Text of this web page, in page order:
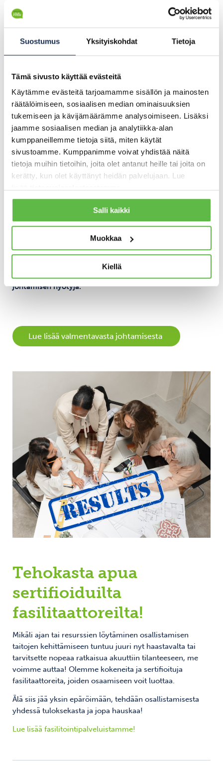
Suostumus Yksityiskohdat Tietoja
Tämä sivusto käyttää evästeitä
Käytämme evästeitä tarjoamamme sisällön ja mainosten
räätälöimiseen, sosiaalisen median ominaisuuksien
tukemiseen ja kävijämäärämme analysoimiseen. Lisäksi
jaamme sosiaalisen median ja analytiikka-alan
kumppaneillemme tietoja siitä, miten käytät
sivustoamme. Kumppanimme voivat yhdistää näitä
tietoja muihin tietoihin, joita olet antanut heille tai joita on
kerätty, kun olet käyttänyt heidän palvelujaan. Lue
Salli kaikki
Muokkaa
Kiellä
joilla aktivoida osallistujat todelliseen, pitkäjännitteiseen
toimintaan. Fasilitointi on paljon muutakin kuin
palaverien vetämistä.
Valmentavan johtajan fasilitoiva johtamistapa luo
vedetyssä yhteistyöprojektissa ei hymistellä, vaan
uskalletaan tuoda esiin aidot, kehittävät näkemykset.
Valmentava johtaja ei siiis ainoastaan pidä innostavia
puheita, vaan myös kuuntelee, kysyy kysymyksiä ja antaa
tilaa oivalluksille.
Valmentavaan johtamisotteeseen kuuluu topakat
tavoitteet. Osaatko fasilitoida tavoitekeskustelua?
Sitoudumme paremmin tavoitteisiin, joihin olemme
saaneet itse vaikuttaa. Valmentavaan johtamiseen kuuluu
myös sparraus ja vastavuoroiset palautepysäkit. Osaatko
Kun ihmiset johdetaan toimimaan aidosti yhdessä, syntyy
parempia ideoita, toimivampia ratkaisuja, kestävämpiä
päätöksiä sekä tyytyväisempi ja sitoutuneempi
työyhteisö.
Lue
johtamisen hyötyjä.
Lue lisää valmentavasta johtamisesta
Tehokasta apua
sertifioiduilta
fasilitaattoreilta!
Mikäli ajan tai resurssien löytäminen osallistamisen
taitojen kehittämiseen tuntuu juuri nyt haastavalta tai
tarvitsette nopeaa ratkaisua akuuttiin tilanteeseen, me
voimme auttaa! Olemme kokeneita ja sertifioituja
fasilitaattoreita, joiden osaamiseen voit luottaa.
Älä siis jää yksin epäröimään, tehdään osallistamisesta
yhdessä tuloksekasta ja jopa hauskaa!
Lue lisää fasilitointipalveluistamme!